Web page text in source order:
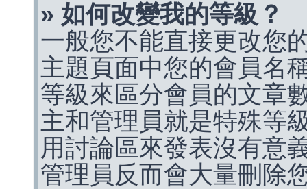
» 如何改變我的等級？
一般您不能直接更改您
主題頁面中您的會員名
等級來區分會員的文章
主和管理員就是特殊等
用討論區來發表沒有意
管理員反而會大量刪除